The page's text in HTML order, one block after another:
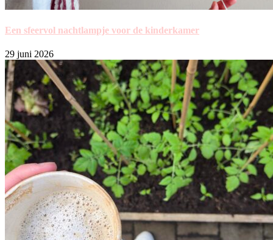
Een sfeervol nachtlampje voor de kinderkamer
29 juni 2026